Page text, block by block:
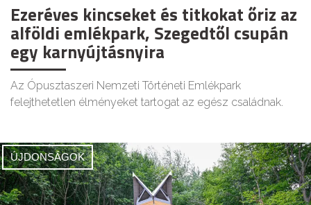
Ezeréves kincseket és titkokat őriz az
alföldi emlékpark, Szegedtől csupán
egy karnyújtásnyira
Az Ópusztaszeri Nemzeti Történeti Emlékpark
felejthetetlen élményeket tartogat az egész családnak.
ÚJDONSÁGOK